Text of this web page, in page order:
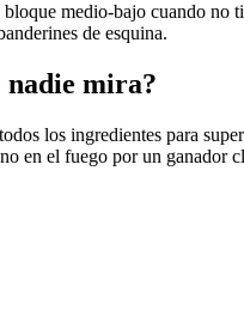
medio-bajo cuando no
de esquina.
nadie mira?
los ingredientes para
en el fuego por un ganador